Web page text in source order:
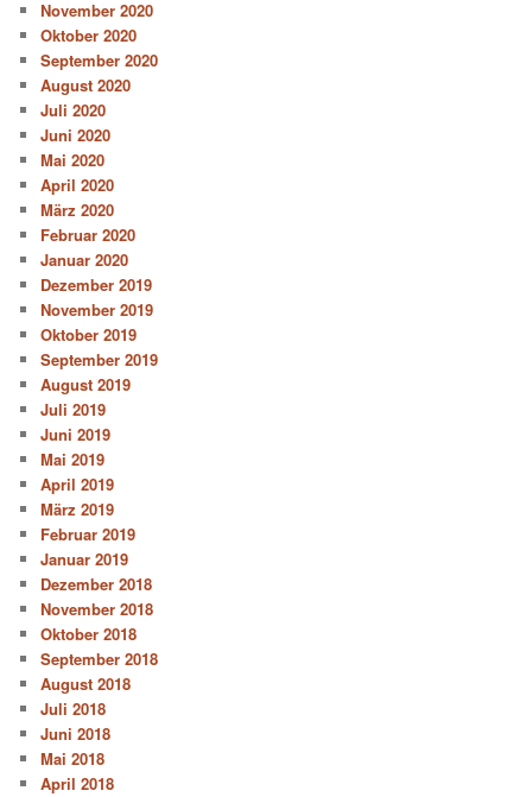
November 2020
Oktober 2020
September 2020
August 2020
Juli 2020
Juni 2020
Mai 2020
April 2020
März 2020
Februar 2020
Januar 2020
Dezember 2019
November 2019
Oktober 2019
September 2019
August 2019
Juli 2019
Juni 2019
Mai 2019
April 2019
März 2019
Februar 2019
Januar 2019
Dezember 2018
November 2018
Oktober 2018
September 2018
August 2018
Juli 2018
Juni 2018
Mai 2018
April 2018